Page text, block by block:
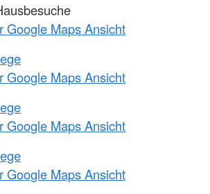
Google Maps Ansicht
Google Maps Ansicht
Google Maps Ansicht
Google Maps Ansicht